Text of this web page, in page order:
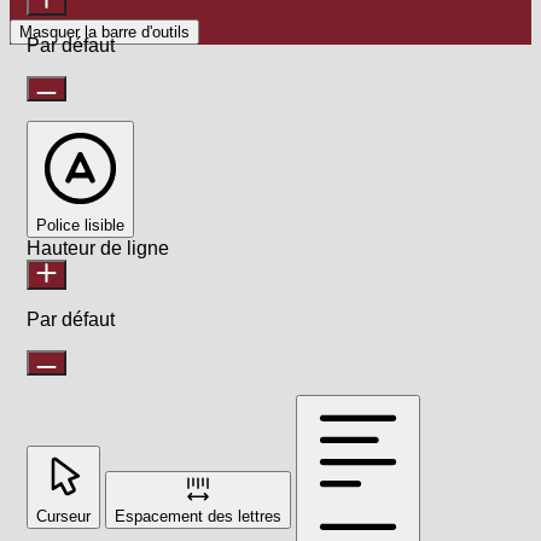
Masquer la barre d'outils
Par défaut
Police lisible
Hauteur de ligne
Par défaut
Curseur Espacement des lettres